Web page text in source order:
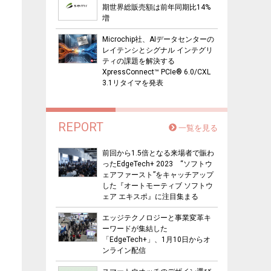
期世界総販売額は前年同期比14%
増
Microchip社、AIデータセンターの
レイテンシとシグナル インテグリ
ティの課題を解決する
XpressConnect™ PCIe® 6.0/CXL
3.1リタイマを発表
REPORT 一覧を見る
前回から1.5倍となる来場者で賑わ
ったEdgeTech+ 2023 “ソフトウ
ェアファースト”をキャッチアップ
した『オートモーティブ ソフトウ
ェア エキスポ』に注目集まる
エッジテクノロジーと事業変革キ
ーワードが集結した
「EdgeTech+」、1月10日からオ
ンライン配信